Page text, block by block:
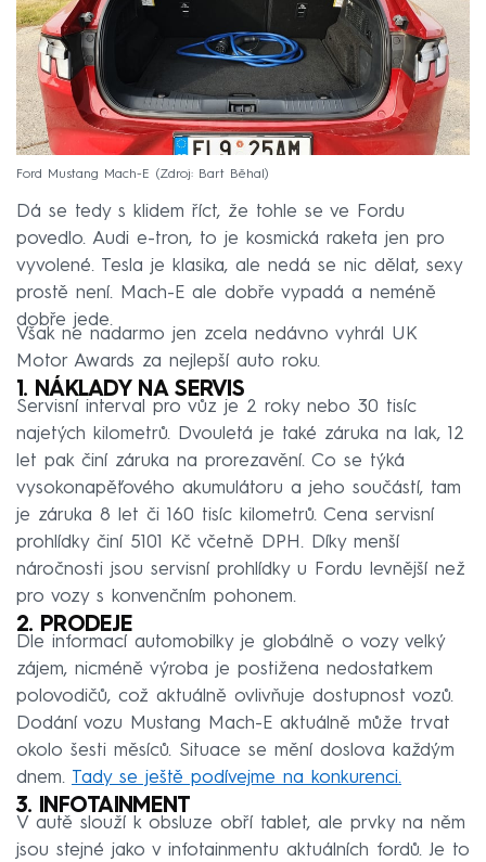
Ford Mustang Mach-E Zdroj: Bart Běhal
Dá se tedy s klidem říct, že tohle se ve Fordu
povedlo. Audi e-tron, to je kosmická raketa jen pro
vyvolené. Tesla je klasika, ale nedá se nic dělat, sexy
prostě není. Mach-E ale dobře vypadá a neméně
dobře jede.
Však ne nadarmo jen zcela nedávno vyhrál UK
Motor Awards za nejlepší auto roku.
1. NÁKLADY NA SERVIS
Servisní interval pro vůz je 2 roky nebo 30 tisíc
najetých kilometrů. Dvouletá je také záruka na lak, 12
let pak činí záruka na prorezavění. Co se týká
vysokonapěťového akumulátoru a jeho součástí, tam
je záruka 8 let či 160 tisíc kilometrů. Cena servisní
prohlídky činí 5101 Kč včetně DPH. Díky menší
náročnosti jsou servisní prohlídky u Fordu levnější než
pro vozy s konvenčním pohonem.
2. PRODEJE
Dle informací automobilky je globálně o vozy velký
zájem, nicméně výroba je postižena nedostatkem
polovodičů, což aktuálně ovlivňuje dostupnost vozů.
Dodání vozu Mustang Mach-E aktuálně může trvat
okolo šesti měsíců. Situace se mění doslova každým
dnem. Tady se ještě podívejme na konkurenci.
3. INFOTAINMENT
V autě slouží k obsluze obří tablet, ale prvky na něm
jsou stejné jako v infotainmentu aktuálních fordů. Je to